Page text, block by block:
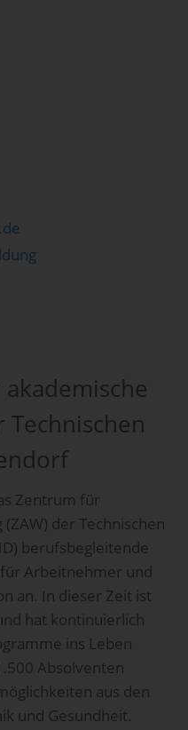
Zentrum für
der Technischen
berufsbegleitende
Arbeitnehmer und
an. In dieser Zeit ist
hat kontinuierlich
ins Leben
Absolventen
aus den
und Gesundheit.